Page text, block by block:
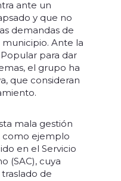
ante un
y que no
demandas de
municipio. Ante la
para dar
el grupo ha
que consideran
mala gestión
como ejemplo
en el Servicio
(SAC), cuya
de